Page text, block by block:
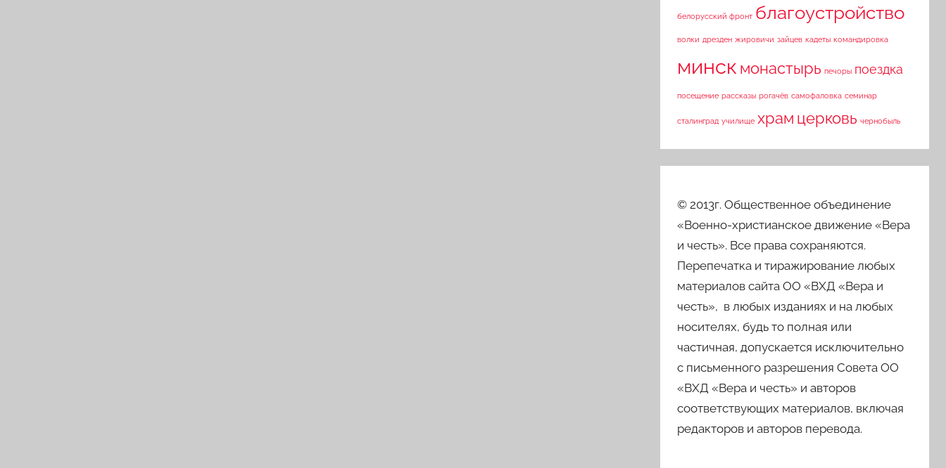
белорусский фронт благоустройство
волки дрезден жировичи зайцев кадеты командировка
минск монастырь печоры поездка
посещение рассказы рогачёв самофаловка семинар
сталинград училище храм церковь чернобыль
© 2013г. Общественное объединение
«Военно-христианское движение «Вера
и честь». Все права сохраняются.
Перепечатка и тиражирование любых
материалов сайта ОО «ВХД «Вера и
честь», в любых изданиях и на любых
носителях, будь то полная или
частичная, допускается исключительно
с письменного разрешения Совета ОО
«ВХД «Вера и честь» и авторов
соответствующих материалов, включая
редакторов и авторов перевода.